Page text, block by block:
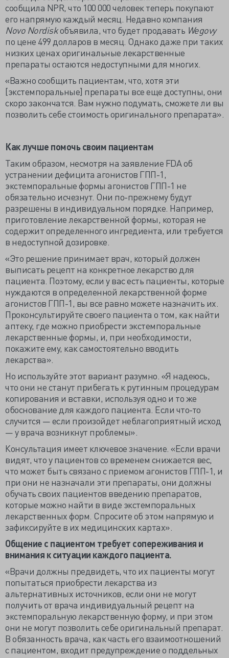
сообщила NPR, что 100 000 человек теперь покупают
его напрямую каждый месяц. Недавно компания
Novo Nordiskобъявила, что будет продавать Wegovy
по цене 499 долларов в месяц. Однако даже при таких
низких ценах оригинальные лекарственные
препараты остаются недоступными для многих.
«Важно сообщить пациентам, что, хотя эти
[экстемпоральные] препараты все еще доступны, они
скоро закончатся. Вам нужно подумать, сможете ли вы
позволить себе стоимость оригинального препарата».
Как лучше помочь своим пациентам
Таким образом, несмотря на заявление FDA об
устранении дефицита агонистов ГПП-1,
экстемпоральные формы агонистов ГПП-1 не
обязательно исчезнут. Они по-прежнему будут
разрешены в индивидуальном порядке. Например,
приготовление лекарственной формы, которая не
содержит определенного ингредиента, или требуется
в недоступной дозировке.
«Это решение принимает врач, который должен
выписать рецепт на конкретное лекарство для
пациента. Поэтому, если у вас есть пациенты, которые
нуждаются в определенной лекарственной форме
агонистов ГПП-1, вы все равно можете назначить их.
Проконсультируйте своего пациента о том, как найти
аптеку, где можно приобрести экстемпоральные
лекарственные формы, и, при необходимости,
покажите ему, как самостоятельно вводить
лекарства».
Но используйте этот вариант разумно. «Я надеюсь,
что они не станут прибегать к рутинным процедурам
копирования и вставки, используя одно и то же
обоснование для каждого пациента. Если что-то
случится — если произойдет неблагоприятный исход
— у врача возникнут проблемы».
Консультация имеет ключевое значение. «Если врачи
видят, что у пациентов со временем снижается вес,
что может быть связано с приемом агонистов ГПП-1, и
при они не назначали эти препараты, они должны
обучать своих пациентов введению препаратов,
которые можно найти в виде экстемпоральных
лекарственных форм. Спросите об этом напрямую и
зафиксируйте в их медицинских картах».
Общение с пациентом требует сопереживания и
внимания к ситуации каждого пациента.
«Врачи должны предвидеть, что их пациенты могут
попытаться приобрести лекарства из
альтернативных источников, если они не могут
получить от врача индивидуальный рецепт на
экстемпоральную лекарственную форму, и при этом
они не могут позволить себе оригинальный препарат.
В обязанность врача, как часть его взаимоотношений
с пациентом, входит предупреждение о поддельных